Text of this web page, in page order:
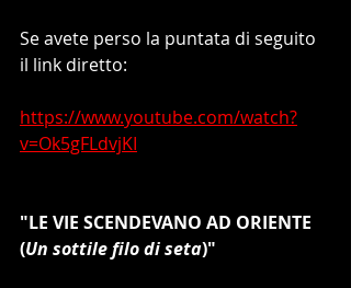
Se avete perso la puntata di seguito
il link diretto:
https://www.youtube.com/watch?
v=Ok5gFLdvjKI
"LE VIE SCENDEVANO AD ORIENTE
(Un sottile filo di seta)"